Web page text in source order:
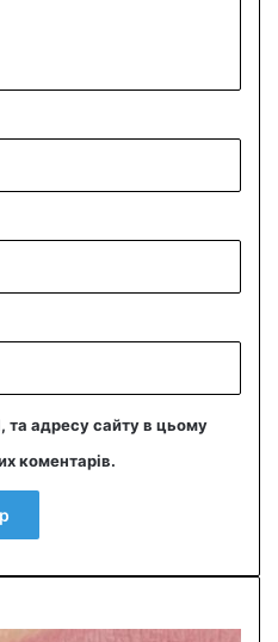
та адресу сайту в цьому
коментарів.